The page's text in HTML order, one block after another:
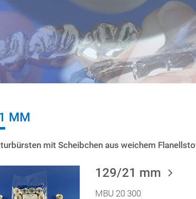
MM
mit Scheibchen aus weichem
129/21 mm
MBU 20 300